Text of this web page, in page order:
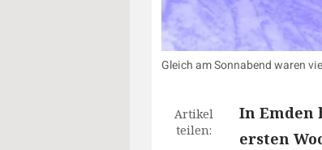
Gleich am Sonnabend waren
Artikel
teilen:
In Emden
ersten